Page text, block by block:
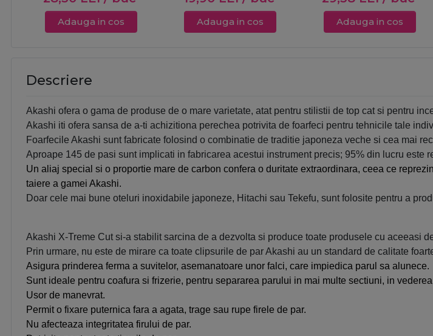
Adauga in cos Adauga in cos Adauga in cos
Descriere
Akashi ofera o gama de produse de o mare varietate, atat pentru stilistii de top cat si pentru
Akashi iti ofera sansa de a-ti achizitiona perechea potrivita de foarfeci pentru tehnicile tale
Foarfecile Akashi sunt fabricate folosind o combinatie de traditie japoneza veche si cea mai
Aproape 145 de pasi sunt implicati in fabricarea acestui instrument precis; 95% din lucru este
Un aliaj special si o proportie mare de carbon confera o duritate extraordinara, ceea ce
taiere a gamei Akashi.
Doar cele mai bune oteluri inoxidabile japoneze, Hitachi sau Tekefu, sunt folosite pentru a
Akashi X-Treme Cut si-a stabilit sarcina de a dezvolta si produce toate produsele cu aceeasi
Prin urmare, nu este de mirare ca toate clipsurile de par Akashi au un standard de calitate
Asigura prinderea ferma a suvitelor, asemanatoare unor falci, care impiedica parul sa alunece.
Sunt ideale pentru coafura si frizerie, pentru separarea parului in mai multe sectiuni, in
Usor de manevrat.
Permit o fixare puternica fara a agata, trage sau rupe firele de par.
Nu afecteaza integritatea firului de par.